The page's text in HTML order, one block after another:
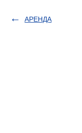
АРЕНДА